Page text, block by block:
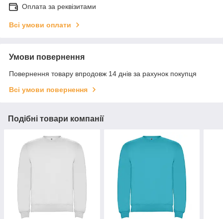
Оплата за реквізитами
Всі умови оплати
Умови повернення
Повернення товару впродовж 14 днів за рахунок покупця
Всі умови повернення
Подібні товари компанії